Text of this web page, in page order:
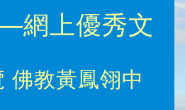
網上優秀文
佛教黃鳳翎中